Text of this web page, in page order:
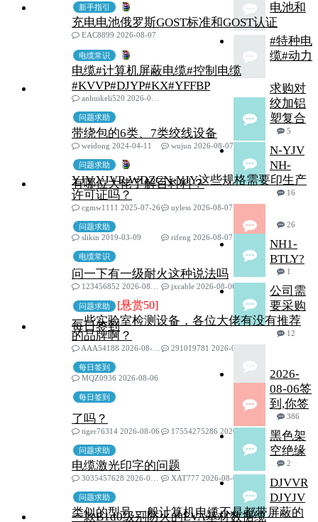
新手指引
电池和
充电电池俄罗斯GOST标准和GOST认证
EAC8899 2026-08-07
电缆常识
#特种电
缆#动力
电缆#计算机屏蔽电缆#控制电缆
#KVVP#DJYP#KX#YFFBP
anhuikeli520 2026-08-07
问题求助
求购对
绞加铝
塑复合
带绕包的6类、7类绞线设备
5
weidong 2024-04-11
wujun 2026-08-07
问题求助
N-YJV
NH-
YJV YJVR WDZCN-YJY这些规格需要印生产
许可证吗？
16
cgmw1111 2025-07-26
uyless 2026-08-07
问题求助
有哪位大佬了解百科料？
26
slikin 2019-03-09
rifeng 2026-08-07
电缆常识
NH1-
BTLY?
问一下有一级耐火这种说法吗
1
123456852 2026-08-05
jxcable 2026-08-06
问题求助 [悬赏50]
公司需
要采购
一些实验室检测设备，各位大佬有没有推荐
的品牌啊？
12
AAA54188 2026-08-03
291019781 2026-08-06
每日签到
每日签到
MQZ0936 2026-08-06
每日签到
2026-
08-06签
到,你签
了吗？
386
tiger76314 2026-08-06
17554275286 2026-08-06
问题求助
黑色架
空绝缘
电缆激光印字的问题
2
3035457628 2026-08-02
XAT777 2026-08-06
问题求助
DJVVR
DJYJV
类似的型号 一般计算机电缆不是都带屏蔽的
一款B1d0级别防火的EVA基材数据缆